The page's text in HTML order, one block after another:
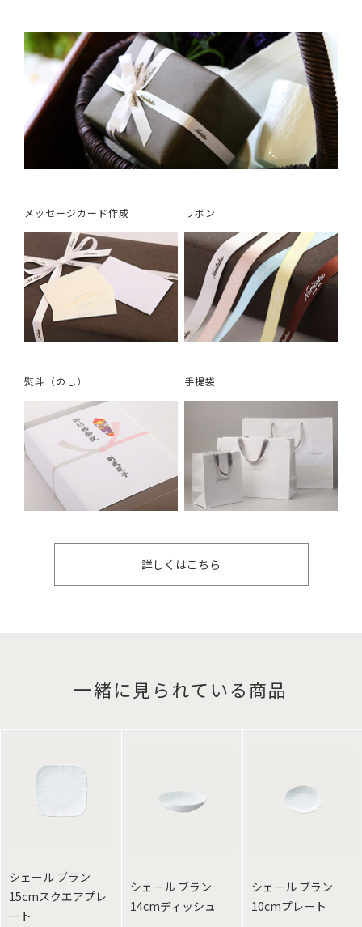
メッセージカード作成 リボン
熨斗（のし） 手提袋
詳しくはこちら
一緒に見られている商品
シェール ブラン
15cmスクエアプレ
ート
シェール ブラン
14cmディッシュ
シェール ブラン
10cmプレート